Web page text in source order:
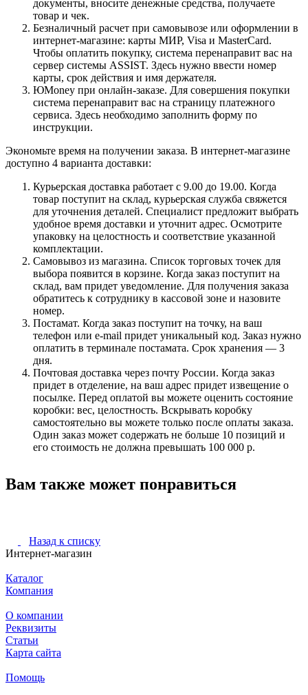
документы, вносите денежные средства, получаете
товар и чек.
Безналичный расчет при самовывозе или оформлении в
интернет-магазине: карты МИР, Visa и MasterCard.
Чтобы оплатить покупку, система перенаправит вас на
сервер системы ASSIST. Здесь нужно ввести номер
карты, срок действия и имя держателя.
ЮMoney при онлайн-заказе. Для совершения покупки
система перенаправит вас на страницу платежного
сервиса. Здесь необходимо заполнить форму по
инструкции.
Экономьте время на получении заказа. В интернет-магазине
доступно 4 варианта доставки:
Курьерская доставка работает с 9.00 до 19.00. Когда
товар поступит на склад, курьерская служба свяжется
для уточнения деталей. Специалист предложит выбрать
удобное время доставки и уточнит адрес. Осмотрите
упаковку на целостность и соответствие указанной
комплектации.
Самовывоз из магазина. Список торговых точек для
выбора появится в корзине. Когда заказ поступит на
склад, вам придет уведомление. Для получения заказа
обратитесь к сотруднику в кассовой зоне и назовите
номер.
Постамат. Когда заказ поступит на точку, на ваш
телефон или e-mail придет уникальный код. Заказ нужно
оплатить в терминале постамата. Срок хранения — 3
дня.
Почтовая доставка через почту России. Когда заказ
придет в отделение, на ваш адрес придет извещение о
посылке. Перед оплатой вы можете оценить состояние
коробки: вес, целостность. Вскрывать коробку
самостоятельно вы можете только после оплаты заказа.
Один заказ может содержать не больше 10 позиций и
его стоимость не должна превышать 100 000 р.
Вам также может понравиться
Назад к списку
Интернет-магазин
Каталог
Компания
О компании
Реквизиты
Статьи
Карта сайта
Помощь